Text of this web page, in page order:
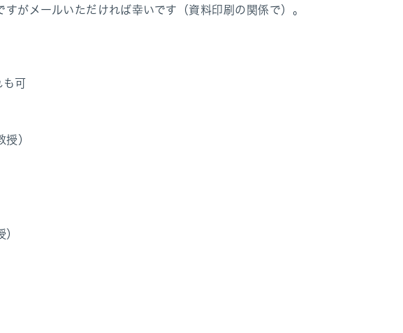
がメールいただければ幸いです（資料印刷の関係で）。
可
）